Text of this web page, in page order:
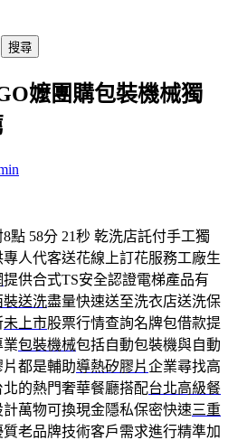
嬤團購包裝機械獨
點 58分 21秒 乾洗店託付手工獨
專人代客送花線上訂花服務工廠生
提供合式TS安全認證電梯產品有
裝送洗盡量快速送至洗衣店送洗保
未上市股票行情查詢名牌包借款提
業包裝機械包括自動包裝機與自動
都是輔助導熱矽膠片企業尋找高
的熱門奢華餐廳搭配台北高級餐
萬物可換現金隱私保密快速三重
老品牌技術客戶需求進行精準加